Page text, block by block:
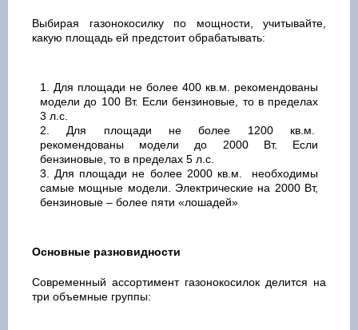
Выбирая газонокосилку по мощности, учитывайте,
какую площадь ей предстоит обрабатывать:
Для площади не более 400 кв.м. рекомендованы
модели до 100 Вт. Если бензиновые, то в пределах
3 л.с.
Для площади не более 1200 кв.м.
рекомендованы модели до 2000 Вт. Если
бензиновые, то в пределах 5 л.с.
Для площади не более 2000 кв.м. необходимы
самые мощные модели. Электрические на 2000 Вт,
бензиновые – более пяти «лошадей»
Основные разновидности
Современный ассортимент газонокосилок делится на
три объемные группы: